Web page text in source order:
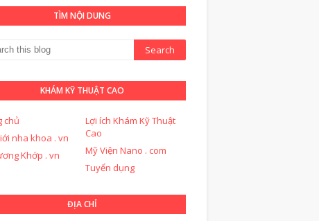
TÌM NỘI DUNG
KHÁM KỸ THUẬT CAO
chủ
Lợi ích Khám Kỹ Thuật
Cao
nha khoa . vn
Mỹ Viện Nano . com
Khớp . vn
Tuyển dụng
ĐỊA CHỈ